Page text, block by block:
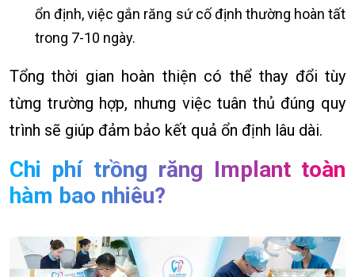
ổn định, việc gắn răng sứ cố định thường hoàn tất
trong 7-10 ngày.
Tổng thời gian hoàn thiện có thể thay đổi tùy
từng trường hợp, nhưng việc tuân thủ đúng quy
trình sẽ giúp đảm bảo kết quả ổn định lâu dài.
Chi phí trồng răng Implant toàn
hàm bao nhiêu?